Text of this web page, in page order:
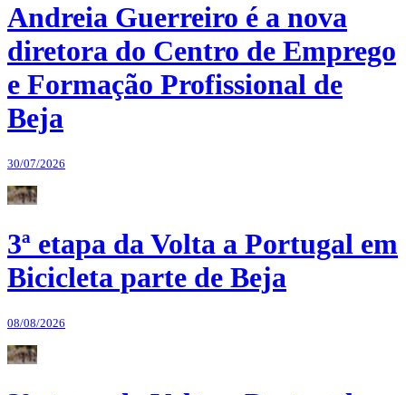
Andreia Guerreiro é a nova
diretora do Centro de Emprego
e Formação Profissional de
Beja
30/07/2026
3ª etapa da Volta a Portugal em
Bicicleta parte de Beja
08/08/2026